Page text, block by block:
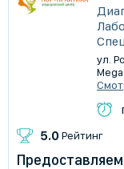
ул.
5.0 Рейтинг